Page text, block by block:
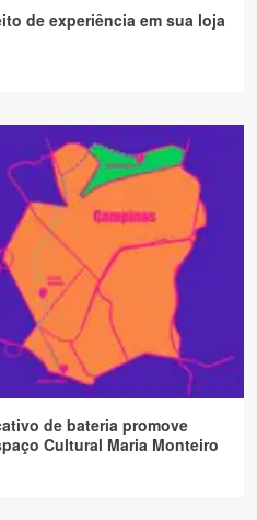
de experiência em sua loja
de bateria promove
Cultural Maria Monteiro